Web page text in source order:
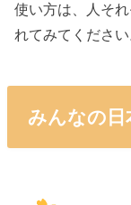
使い方は、人そ
れてみてください
みんなの日